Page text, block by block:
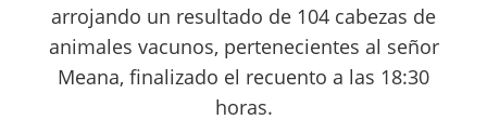
arrojando un resultado de 104 cabezas de
animales vacunos, pertenecientes al señor
Meana, finalizado el recuento a las 18:30
horas.